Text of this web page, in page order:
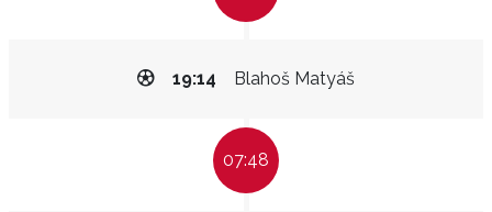
Blahoš Matyáš
19:14
07:48